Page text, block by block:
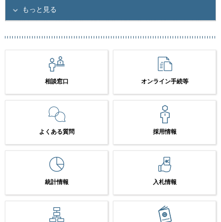
もっと見る
相談窓口 オンライン手続等
よくある質問 採用情報
統計情報 入札情報